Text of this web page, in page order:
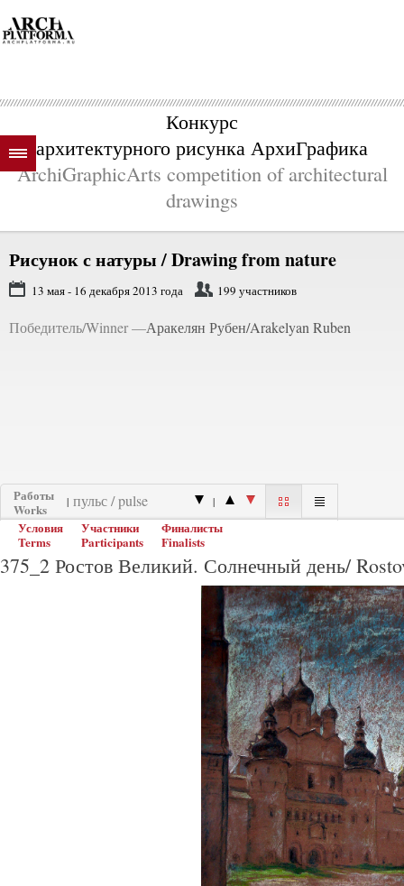
Конкурс
архитектурного рисунка АрхиГрафика
ArchiGraphicArts competition of architectural
drawings
Рисунок с натуры /Drawing from nature
13 мая - 16 декабря 2013 года 199 участников
Победитель/Winner —Аракелян Рубен/Arakelyan Ruben
Работы
Works
| |
Условия
Terms
Участники
Participants
Финалисты
Finalists
375_2 Ростов Великий. Солнечный день/